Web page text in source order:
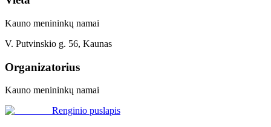
Kauno menininkų namai
V. Putvinskio g. 56, Kaunas
Organizatorius
Kauno menininkų namai
Renginio puslapis